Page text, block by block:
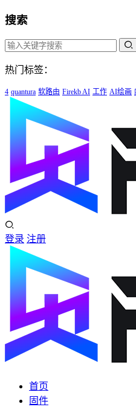
搜索
热门标签：
4 quantura 软路由 Firekb AI 工作 AI绘画
登录 注册
首页
固件